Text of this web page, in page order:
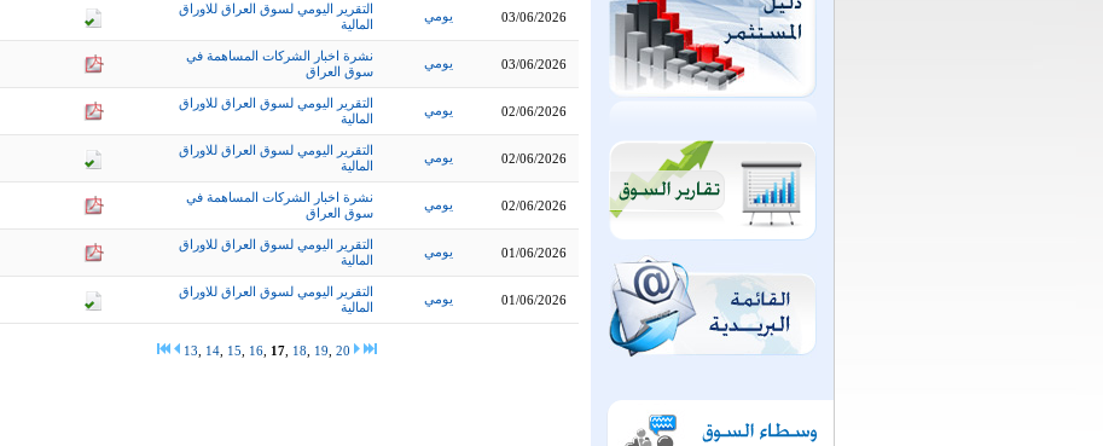
التقرير اليومي لسوق العراق للاوراق
المالية
يومي 03/06/2026
نشرة اخبار الشركات المساهمة في
سوق العراق
يومي 03/06/2026
التقرير اليومي لسوق العراق للاوراق
المالية
يومي 02/06/2026
التقرير اليومي لسوق العراق للاوراق
المالية
يومي 02/06/2026
نشرة اخبار الشركات المساهمة في
سوق العراق
يومي 02/06/2026
التقرير اليومي لسوق العراق للاوراق
المالية
يومي 01/06/2026
التقرير اليومي لسوق العراق للاوراق
المالية
يومي 01/06/2026
13 14 15 16 17 18 19 20